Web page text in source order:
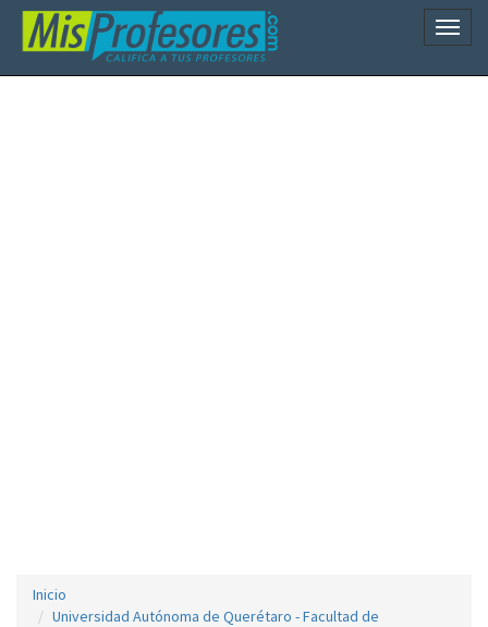
Inicio
Universidad Autónoma de Querétaro - Facultad de